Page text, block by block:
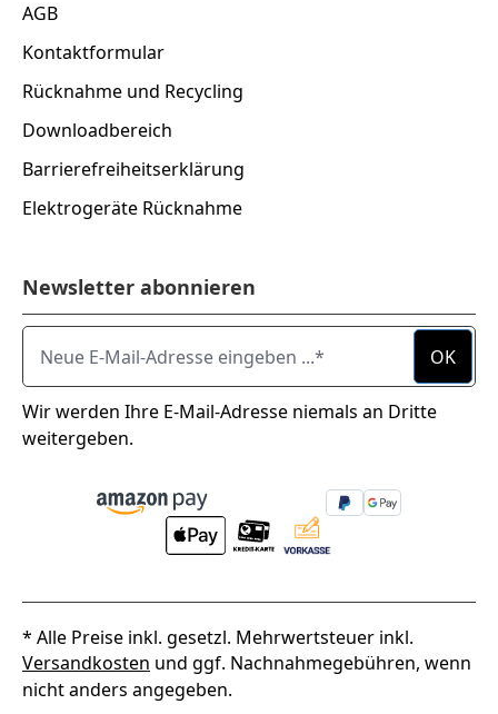
AGB
Kontaktformular
Rücknahme und Recycling
Downloadbereich
Barrierefreiheitserklärung
Elektrogeräte Rücknahme
Newsletter abonnieren
Neue E-Mail-Adresse eingeben ...
OK
Wir werden Ihre E-Mail-Adresse niemals an Dritte
weitergeben.
* Alle Preise inkl. gesetzl. Mehrwertsteuer inkl.
Versandkosten und ggf. Nachnahmegebühren, wenn
nicht anders angegeben.